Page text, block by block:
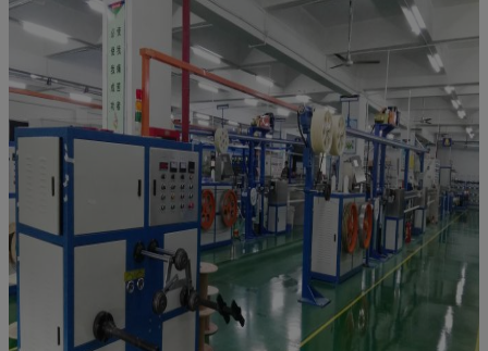
Comprimento
de onda do
cabo de corte
λcc
≤1260nm